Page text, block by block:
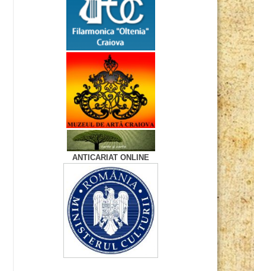
ANTICARIAT ONLINE